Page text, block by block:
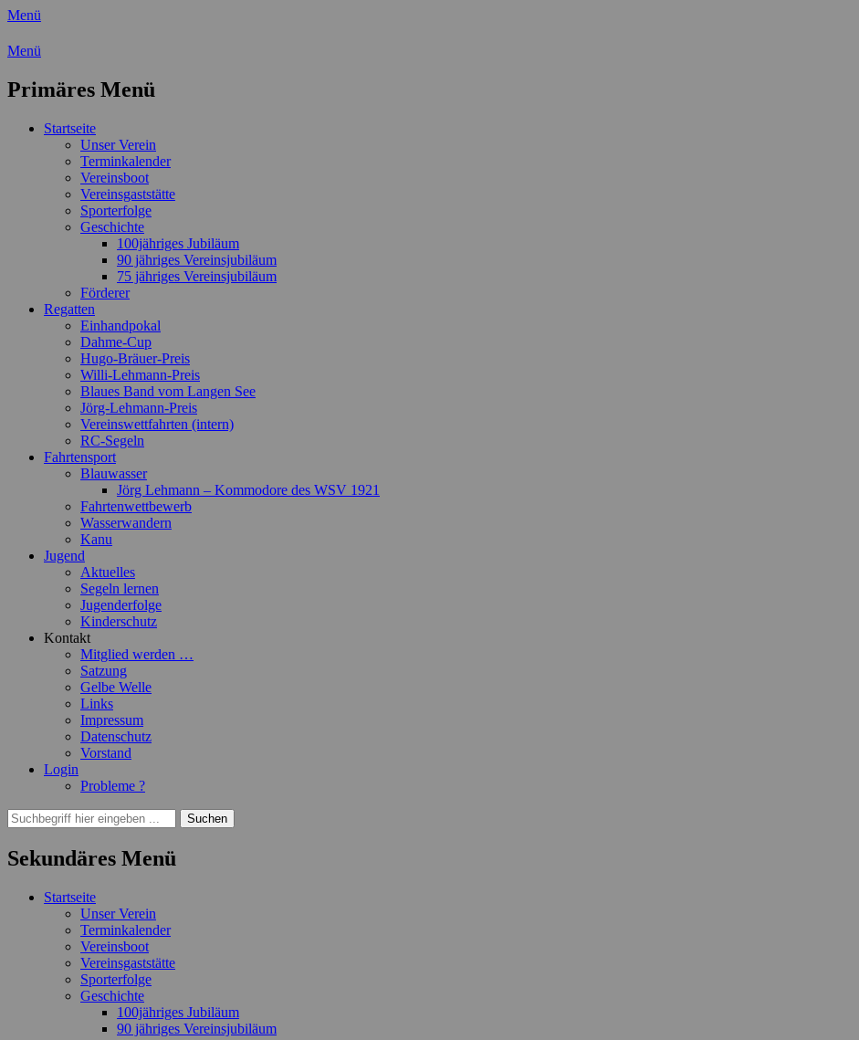
Menü
Wassersport-Verein 1921 e.V.
Menü
Primäres Menü
Zum
Startseite
Unser Verein
Terminkalender
Vereinsboot
Vereinsgaststätte
Sporterfolge
Geschichte
100jähriges Jubiläum
90 jähriges Vereinsjubiläum
75 jähriges Vereinsjubiläum
Förderer
Regatten
Einhandpokal
Dahme-Cup
Hugo-Bräuer-Preis
Willi-Lehmann-Preis
Blaues Band vom Langen See
Jörg-Lehmann-Preis
Vereinswettfahrten (intern)
RC-Segeln
Fahrtensport
Blauwasser
Jörg Lehmann – Kommodore des WSV 1921
Fahrtenwettbewerb
Wasserwandern
Kanu
Jugend
Aktuelles
Segeln lernen
Jugenderfolge
Kinderschutz
Kontakt
Mitglied werden …
Satzung
Gelbe Welle
Links
Impressum
Datenschutz
Vorstand
Login
Probleme ?
Suchen
Suchen
nach:
Sekundäres Menü
Zum
Startseite
Unser Verein
Terminkalender
Vereinsboot
Vereinsgaststätte
Sporterfolge
Geschichte
100jähriges Jubiläum
90 jähriges Vereinsjubiläum